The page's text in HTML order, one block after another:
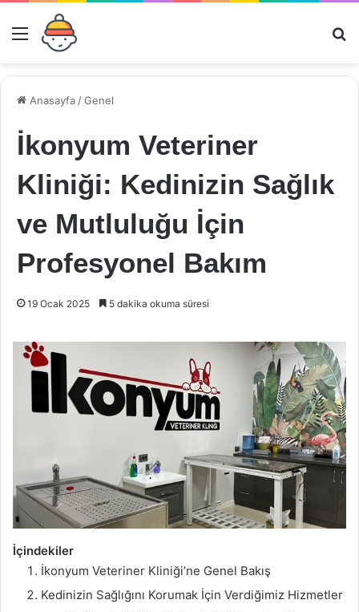
Menü
Anasayfa /Genel
İkonyum Veteriner
Kliniği: Kedinizin Sağlık
ve Mutluluğu İçin
Profesyonel Bakım
19 Ocak 2025 5 dakika okuma süresi
İçindekiler
İkonyum Veteriner Kliniği’ne Genel Bakış
Kedinizin Sağlığını Korumak İçin Verdiğimiz Hizmetler